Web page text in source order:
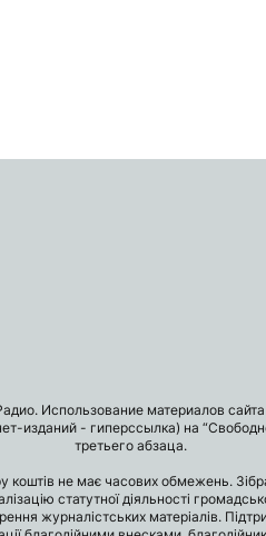
Использование материалов
изданий - гиперссылка) на
третьего абзаца.
коштів не має часових обмежень.
статутної діяльності
журналістських матеріалів.